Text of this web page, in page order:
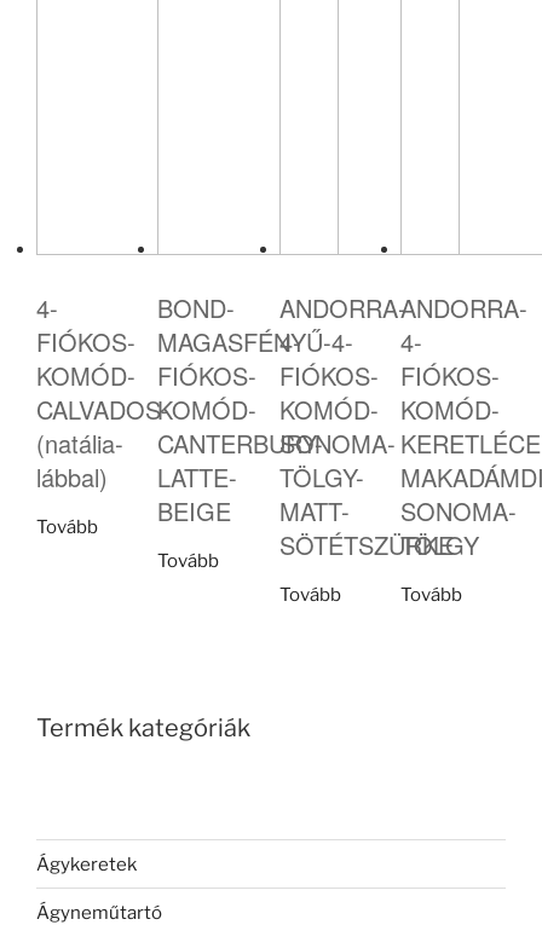
4-
FIÓKOS-
KOMÓD-
CALVADOS-
(natália-
lábbal)
Tovább
BOND-
MAGASFÉNYŰ-4-
FIÓKOS-
KOMÓD-
CANTERBURY-
LATTE-
BEIGE
Tovább
ANDORRA-
4-
FIÓKOS-
KOMÓD-
SONOMA-
TÖLGY-
MATT-
SÖTÉTSZÜRKE
Tovább
ANDORRA-
4-
FIÓKOS-
KOMÓD-
SONOMA-
TÖLGY
Tovább
Termék kategóriák
Ágykeretek
Ágyneműtartó